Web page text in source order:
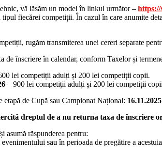
vă lăsăm un model în linkul următor –
fiecărei competiții. În cazul în care anumite
rugăm transmiterea unei cereri separate
de înscriere în calendar, conform Taxelor și
lei competiții adulți și 200 lei competiții copii.
– 900 lei competiții adulți și 200 lei competiții
de Cupă sau Campionat Național: 16.11.2025
dreptul de a nu returna taxa de înscriere
asumă răspunderea pentru:
sau în perioada de pregătire a